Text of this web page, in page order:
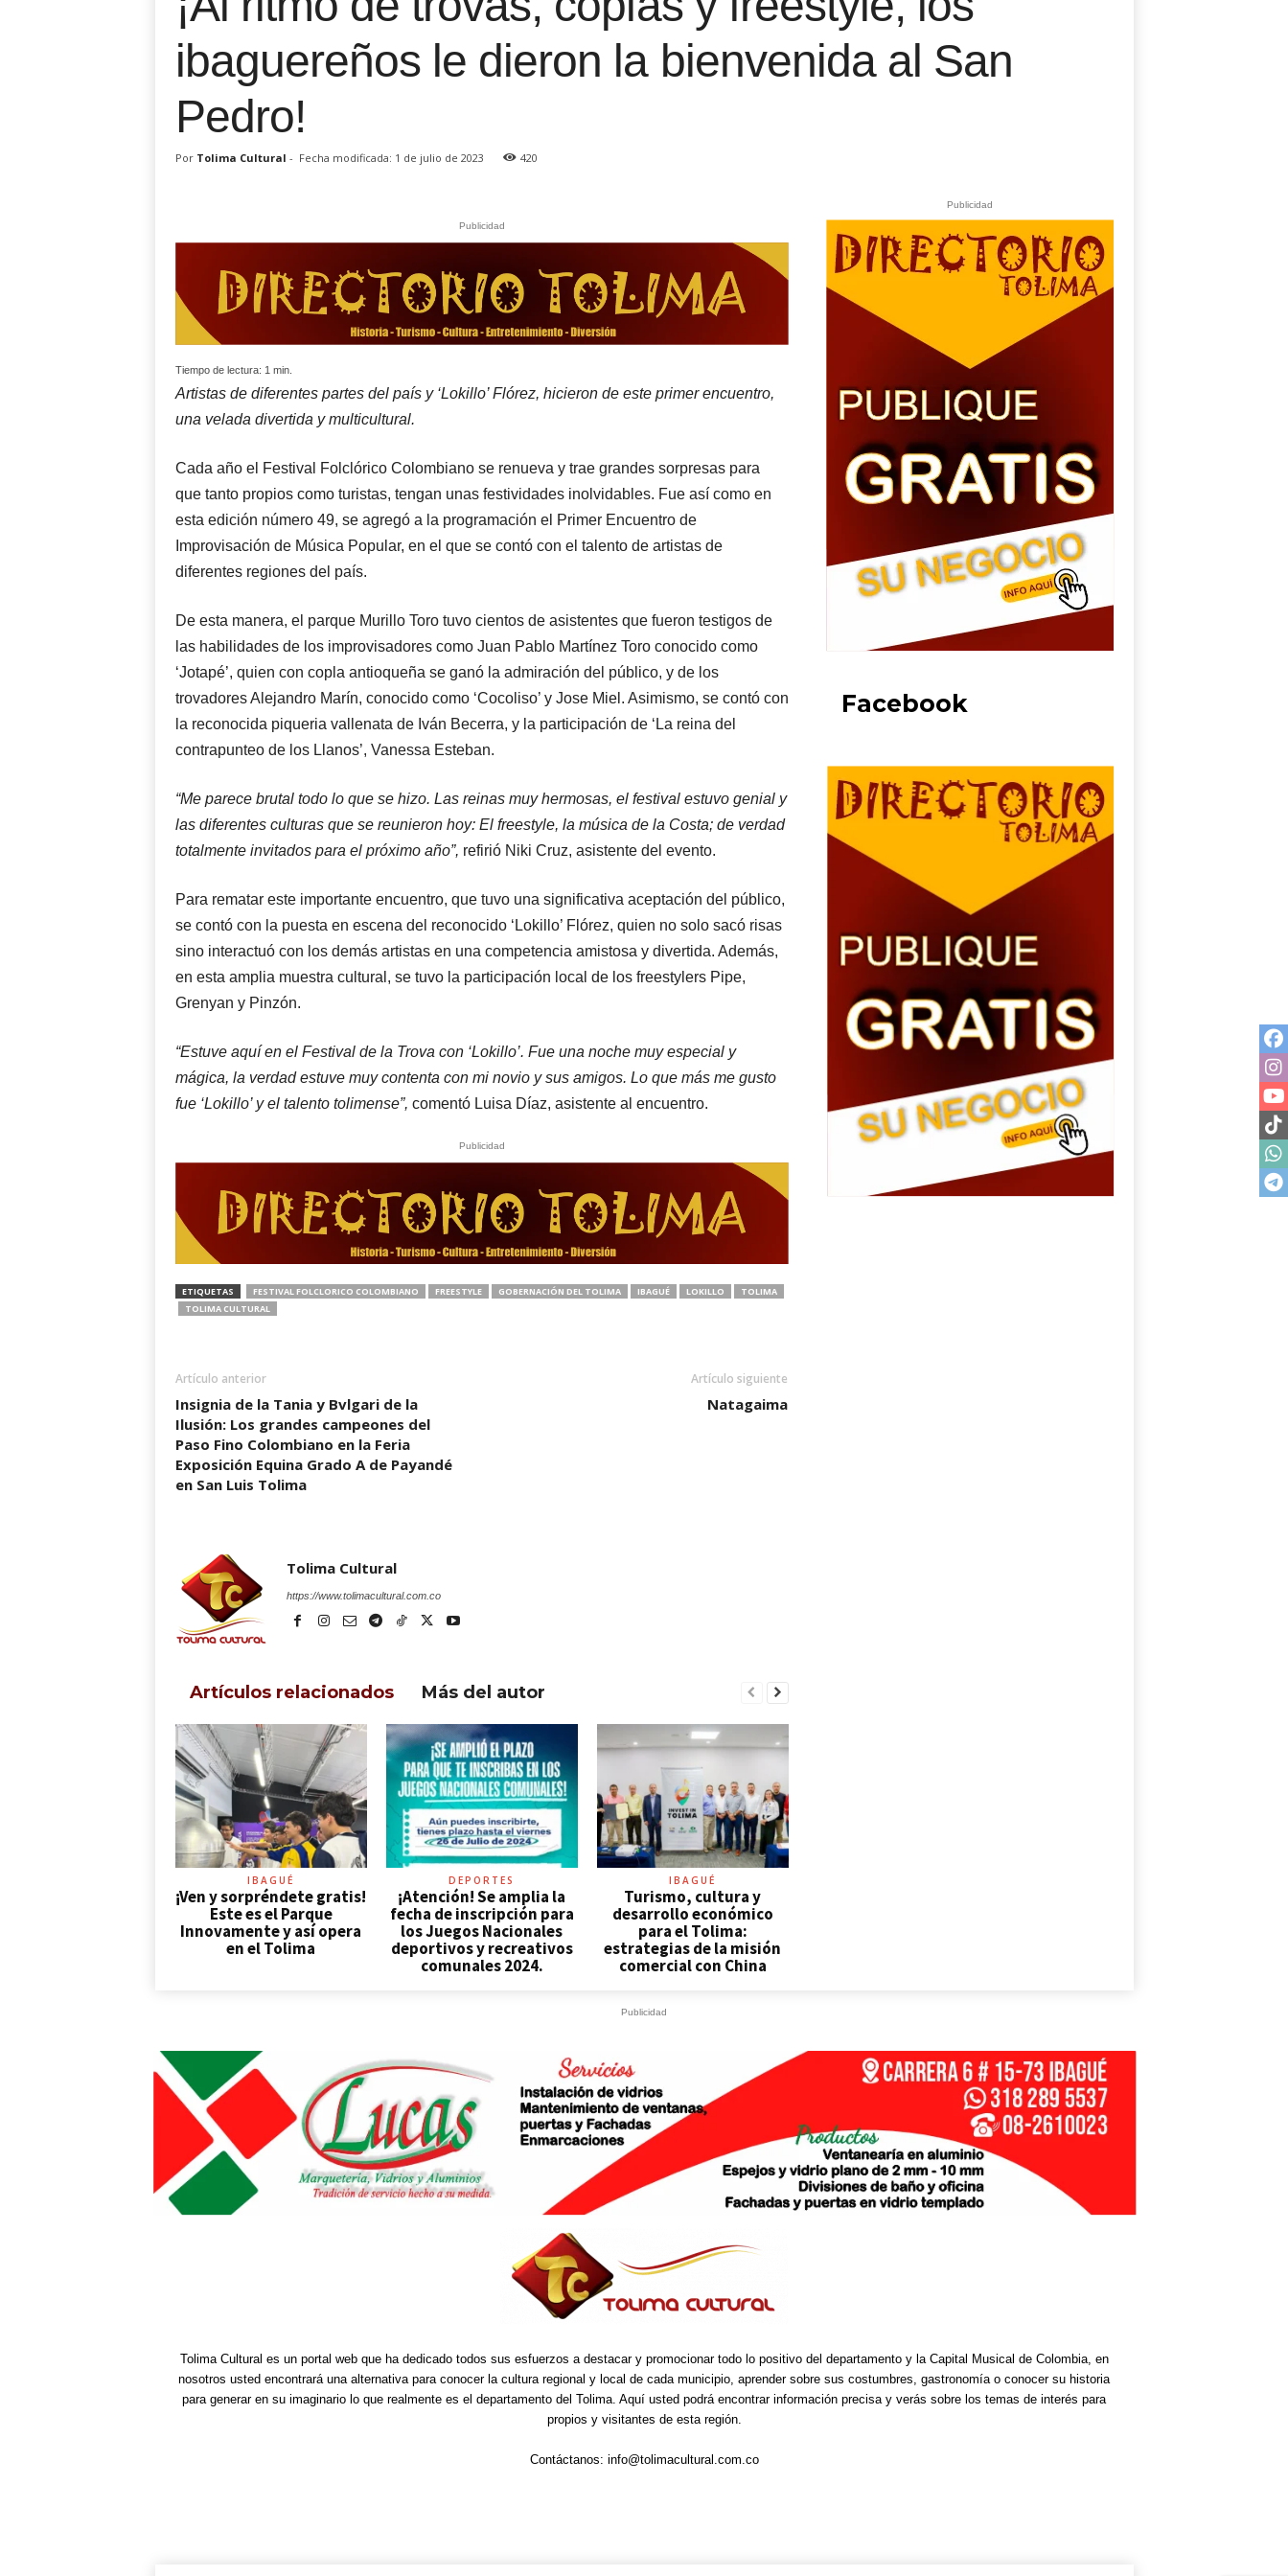
ibaguereños le dieron la bienvenida al San
Pedro!
Por Tolima Cultural - Fecha modificada: 1 de julio de 2023 420
Publicidad
Tiempo de lectura: 1 min.
Artistas de diferentes partes del país y ‘Lokillo’ Flórez, hicieron de este primer encuentro,
una velada divertida y multicultural.
Cada año el Festival Folclórico Colombiano se renueva y trae grandes sorpresas para
que tanto propios como turistas, tengan unas festividades inolvidables. Fue así como en
esta edición número 49, se agregó a la programación el Primer Encuentro de
Improvisación de Música Popular, en el que se contó con el talento de artistas de
diferentes regiones del país.
De esta manera, el parque Murillo Toro tuvo cientos de asistentes que fueron testigos de
las habilidades de los improvisadores como Juan Pablo Martínez Toro conocido como
‘Jotapé’, quien con copla antioqueña se ganó la admiración del público, y de los
trovadores Alejandro Marín, conocido como ‘Cocoliso’ y Jose Miel. Asimismo, se contó con
la reconocida piqueria vallenata de Iván Becerra, y la participación de ‘La reina del
contrapunteo de los Llanos’, Vanessa Esteban.
“Me parece brutal todo lo que se hizo. Las reinas muy hermosas, el festival estuvo genial y
las diferentes culturas que se reunieron hoy: El freestyle, la música de la Costa; de verdad
totalmente invitados para el próximo año”, refirió Niki Cruz, asistente del evento.
Para rematar este importante encuentro, que tuvo una significativa aceptación del público,
se contó con la puesta en escena del reconocido ‘Lokillo’ Flórez, quien no solo sacó risas
sino interactuó con los demás artistas en una competencia amistosa y divertida. Además,
en esta amplia muestra cultural, se tuvo la participación local de los freestylers Pipe,
Grenyan y Pinzón.
“Estuve aquí en el Festival de la Trova con ‘Lokillo’. Fue una noche muy especial y
mágica, la verdad estuve muy contenta con mi novio y sus amigos. Lo que más me gusto
fue ‘Lokillo’ y el talento tolimense”, comentó Luisa Díaz, asistente al encuentro.
Publicidad
ETIQUETAS FESTIVAL FOLCLORICO COLOMBIANO FREESTYLE GOBERNACIÓN DEL TOLIMA IBAGUÉ LOKILLO
TOLIMA
TOLIMA CULTURAL
Artículo anterior
Insignia de la Tania y Bvlgari de la
Ilusión: Los grandes campeones del
Paso Fino Colombiano en la Feria
Exposición Equina Grado A de Payandé
en San Luis Tolima
Artículo siguiente
Natagaima
Tolima Cultural
https://www.tolimacultural.com.co
Artículos relacionados Más del autor
IBAGUÉ
¡Ven y sorpréndete gratis!
Este es el Parque
Innovamente y así opera
en el Tolima
DEPORTES
¡Atención! Se amplia la
fecha de inscripción para
los Juegos Nacionales
deportivos y recreativos
comunales 2024.
IBAGUÉ
Turismo, cultura y
desarrollo económico
para el Tolima:
estrategias de la misión
comercial con China
Publicidad
Facebook
Publicidad
Tolima Cultural es un portal web que ha dedicado todos sus esfuerzos a destacar y promocionar todo lo positivo del departamento y la Capital Musical de Colombia, en
nosotros usted encontrará una alternativa para conocer la cultura regional y local de cada municipio, aprender sobre sus costumbres, gastronomía o conocer su historia
para generar en su imaginario lo que realmente es el departamento del Tolima. Aquí usted podrá encontrar información precisa y verás sobre los temas de interés para
propios y visitantes de esta región.
Contáctanos: info@tolimacultural.com.co